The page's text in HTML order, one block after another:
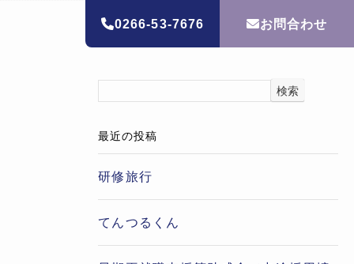
ホーム 新着情報
検索
最近の投稿
研修旅行
てんつるくん
0266-53-7676 お問合わせ